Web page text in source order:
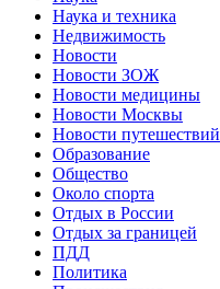
Наука и техника
Недвижимость
Новости
Новости ЗОЖ
Новости медицины
Новости Москвы
Новости путешествий
Образование
Общество
Около спорта
Отдых в России
Отдых за границей
ПДД
Политика